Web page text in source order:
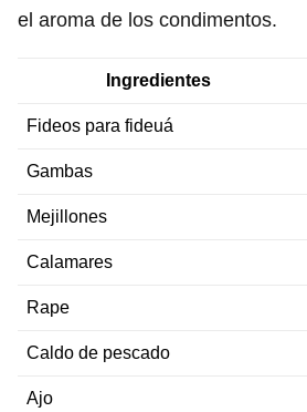
el aroma de los condimentos.
Ingredientes
Fideos para fideuá
Gambas
Mejillones
Calamares
Rape
Caldo de pescado
Ajo